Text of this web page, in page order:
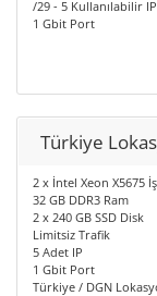
/29 - 5 Kullanılabilir IP
1 Gbit Port
Türkiye
2 x İntel Xeon X5675
32 GB DDR3 Ram
2 x 240 GB SSD Disk
Limitsiz Trafik
5 Adet IP
1 Gbit Port
Türkiye / DGN